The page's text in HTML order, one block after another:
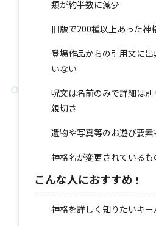
類が約半数に減少
旧版で200種以上あった神
登場作品からの引用文に
いない
呪文は名前のみで詳細は
親切さ
遺物や写真等のお遊び要素
神格名が変更されているも
こんな人におすすめ ！
神格を詳しく知りたいキー